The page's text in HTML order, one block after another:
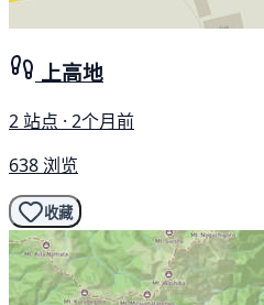
上高地
2 站点 · 2个月前
638 浏览
收藏